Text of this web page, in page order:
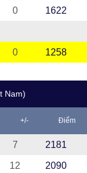
0 1622
0 1258
Nam)
+/- Điểm
7 2181
12 2090